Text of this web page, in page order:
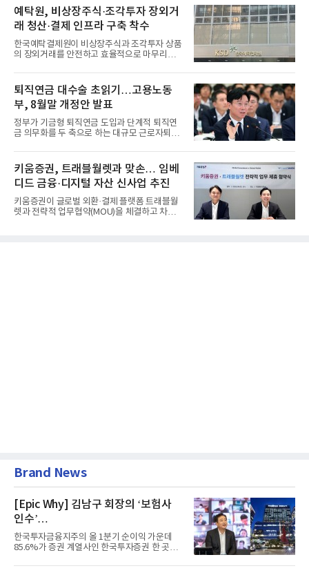
예탁원, 비상장주식·조각투자 장외거
래 청산·결제 인프라 구축 착수
한국예탁결제원이 비상장주식과 조각투자 상품
의 장외거래를 안전하고 효율적으로 마무리하기
퇴직연금 대수술 초읽기…고용노동
부, 8월말 개정안 발표
정부가 기금형 퇴직연금 도입과 단계적 퇴직연
금 의무화를 두 축으로 하는 대규모 근로자퇴직
키움증권, 트래블월렛과 맞손… 임베
디드 금융·디지털 자산 신사업 추진
키움증권이 글로벌 외환·결제 플랫폼 트래블월
렛과 전략적 업무협약(MOU)을 체결하고 차세
Brand News
[Epic Why] 김남구 회장의 ‘보험사
인수’
발걸음이 신중해진 배경은?
한국투자금융지주의 올 1분기 순이익 가운데
85.6%가 증권 계열사인 한국투자증권 한 곳에